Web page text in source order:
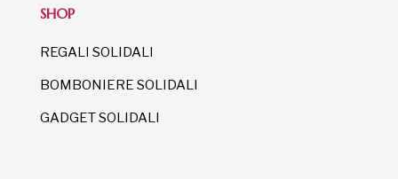
SHOP
REGALI SOLIDALI
BOMBONIERE SOLIDALI
GADGET SOLIDALI